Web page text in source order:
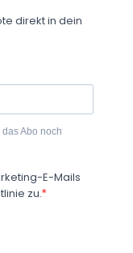
direkt in dein
Abo noch
E-Mails
zu.